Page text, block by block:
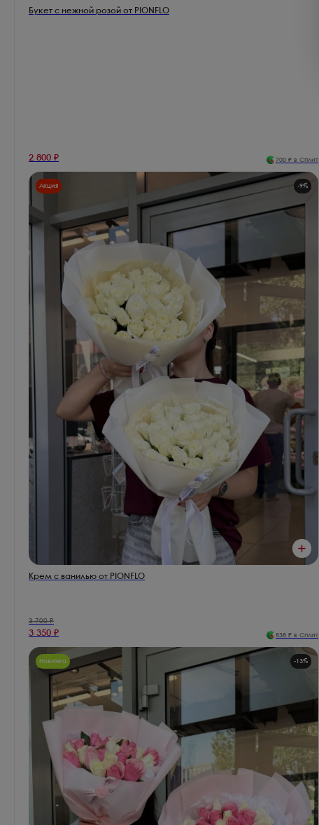
Букет с нежной розой от PIONFLO
2 800 ₽ 700 ₽ в Сплит
Акция -9%
Крем с ванилью от PIONFLO
3 700₽
3 350 ₽ 838 ₽ в Сплит
Новинка -13%